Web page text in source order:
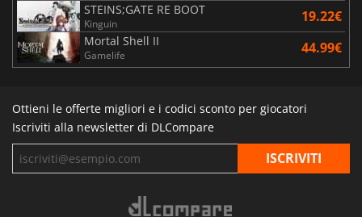
STEINS;GATE RE BOOT
Kinguin 19.22€
Mortal Shell II
Gamelife 44.99€
Ottieni le offerte migliori e i codici sconto per giocatori
Iscriviti alla newsletter di DLCompare